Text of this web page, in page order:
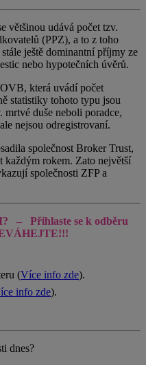
většinou udává počet tzv.
(PPZ), a to z toho
ještě dominantní příjmy ze
nebo hypotečních úvěrů.
která uvádí počet
statistiky tohoto typu jsou
duše neboli poradce,
nejsou odregistrovaní.
společnost Broker Trust,
každým rokem. Zato největší
společnosti ZFP a
– Přihlaste se k odběru
(Více info zde).
info zde).
dnes?